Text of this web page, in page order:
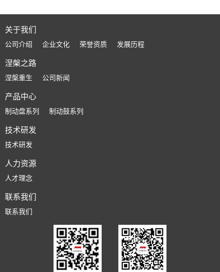
关于我们
公司介绍 企业文化 荣誉资质 发展历程
涅槃之路
涅槃重生 公司新闻
产品中心
制动盘系列 制动鼓系列
技术研发
技术研发
人力资源
人才理念
联系我们
联系我们